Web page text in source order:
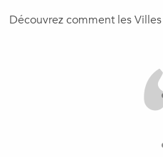
Découvrez comment les